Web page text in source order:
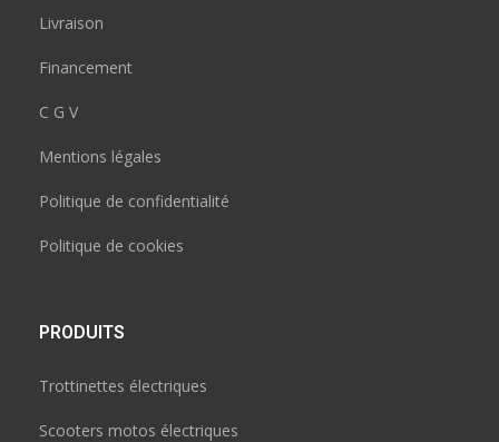
Livraison
Financement
C G V
Mentions légales
Politique de confidentialité
Politique de cookies
PRODUITS
Trottinettes électriques
Scooters motos électriques